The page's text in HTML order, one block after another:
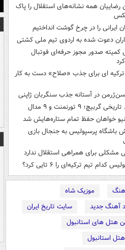
رضاییان همه نشانه‌های استقلال را پاک
ایرانی را در چرخ گوشت انداختیم
دعوت شده به اردوی تیم ملی کشتی
کمیته صدور مجوز حرفه‌ای فوتبال
ترکیه ای برای جذب «صلاح» دست به کار
در آستانه جذب سنگربان ژاپنی
گربیچ؛ ۹ تورنمنت و ۹ مدال
خواهان حفظ تمام ستاره‌هایش شد
باشگاه پرسپولیس به جنجال بازی
مشکلی برای همراهی استقلال ندارد
کدام تیم ترکیه‌ای را ۶ تایی کرد؟
موزیک شاه
آهنگ جدید
سایت تاریخ ایران
هتل های استانبول
استانبول